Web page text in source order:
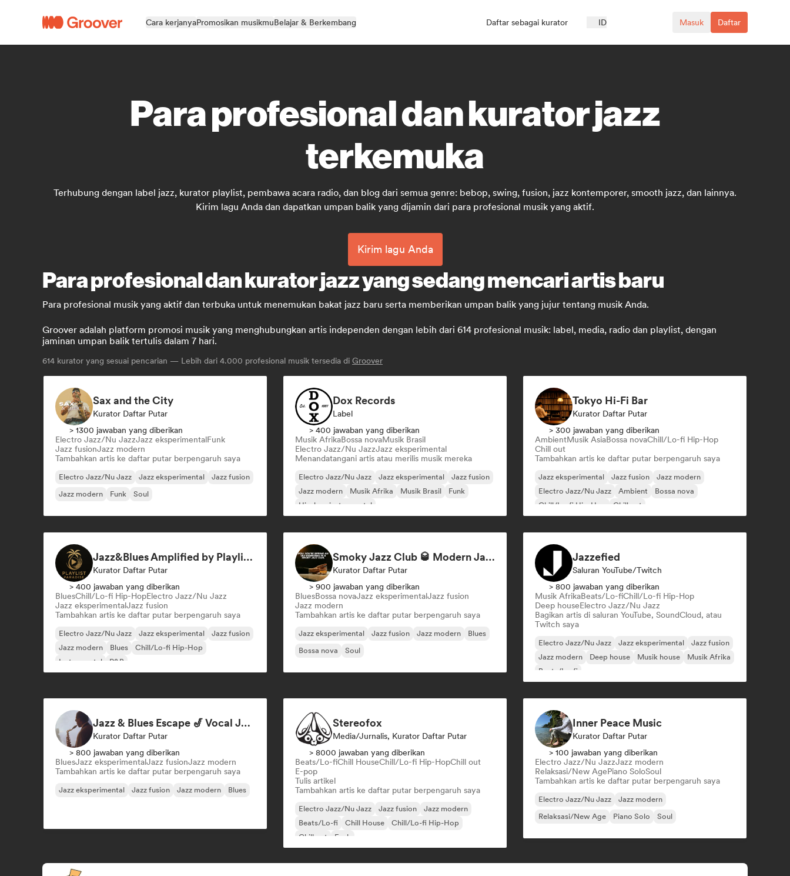
Cara kerjanyaPromosikan musikmuBelajar & Berkembang Daftar sebagai kurator ID Masuk Daftar
Para profesional dan kurator jazz
terkemuka
Terhubung dengan label jazz, kurator playlist, pembawa acara radio, dan blog dari semua genre: bebop, swing, fusion, jazz kontemporer, smooth jazz, dan lainnya.
Kirim lagu Anda dan dapatkan umpan balik yang dijamin dari para profesional musik yang aktif.
Kirim lagu Anda
Para profesional dan kurator jazz yang sedang mencari artis baru
Para profesional musik yang aktif dan terbuka untuk menemukan bakat jazz baru serta memberikan umpan balik yang jujur tentang musik Anda.
Groover adalah platform promosi musik yang menghubungkan artis independen dengan lebih dari 614 profesional musik: label, media, radio dan playlist, dengan
jaminan umpan balik tertulis dalam 7 hari.
614 kurator yang sesuai pencarian — Lebih dari 4.000 profesional musik tersedia di Groover
Sax and the City
Kurator Daftar Putar
> 1300 jawaban yang diberikan
Electro Jazz/Nu JazzJazz eksperimentalFunk
Jazz fusionJazz modern
Tambahkan artis ke daftar putar berpengaruh saya
Electro Jazz/Nu Jazz Jazz eksperimental
Jazz fusion
Jazz modern
Funk Soul
Dox Records
Label
> 400 jawaban yang diberikan
Musik AfrikaBossa novaMusik Brasil
Electro Jazz/Nu JazzJazz eksperimental
Menandatangani artis atau merilis musik mereka
Electro Jazz/Nu Jazz Jazz eksperimental
Jazz fusion
Jazz modern
Musik Afrika Musik Brasil
Funk
Hip-hop instrumental
Tokyo Hi-Fi Bar
Kurator Daftar Putar
> 300 jawaban yang diberikan
AmbientMusik AsiaBossa novaChill/Lo-fi Hip-Hop
Chill out
Tambahkan artis ke daftar putar berpengaruh saya
Jazz eksperimental Jazz fusion
Jazz modern
Electro Jazz/Nu Jazz
Ambient
Bossa nova
Chill/Lo-fi Hip-Hop
Chill out
Jazz&Blues Amplified by Playlist Paradise
Kurator Daftar Putar
> 400 jawaban yang diberikan
BluesChill/Lo-fi Hip-HopElectro Jazz/Nu Jazz
Jazz eksperimentalJazz fusion
Tambahkan artis ke daftar putar berpengaruh saya
Electro Jazz/Nu Jazz Jazz eksperimental
Jazz fusion
Jazz modern
Blues
Chill/Lo-fi Hip-Hop
Instrumental
R&B
Smoky Jazz Club 🥃 Modern Jazz & Jazz Fusion to Sip an Old Fashioned to
Kurator Daftar Putar
> 900 jawaban yang diberikan
BluesBossa novaJazz eksperimentalJazz fusion
Jazz modern
Tambahkan artis ke daftar putar berpengaruh saya
Jazz eksperimental Jazz fusion Jazz modern
Blues
Bossa nova
Soul
Jazzefied
Saluran YouTube/Twitch
> 800 jawaban yang diberikan
Musik AfrikaBeats/Lo-fiChill/Lo-fi Hip-Hop
Deep houseElectro Jazz/Nu Jazz
Bagikan artis di saluran YouTube, SoundCloud, atau
Twitch saya
Electro Jazz/Nu Jazz Jazz eksperimental
Jazz fusion
Jazz modern
Deep house Musik house
Musik Afrika
Beats/Lo-fi
Jazz & Blues Escape 🎷 Vocal Jazz, Soul Blues & Classic Standards
Kurator Daftar Putar
> 800 jawaban yang diberikan
BluesJazz eksperimentalJazz fusionJazz modern
Tambahkan artis ke daftar putar berpengaruh saya
Jazz eksperimental Jazz fusion Jazz modern Blues
Stereofox
Media/Jurnalis, Kurator Daftar Putar
> 8000 jawaban yang diberikan
Beats/Lo-fiChill HouseChill/Lo-fi Hip-HopChill out
E-pop
Tulis artikel
Tambahkan artis ke daftar putar berpengaruh saya
Electro Jazz/Nu Jazz Jazz fusion
Jazz modern
Beats/Lo-fi
Chill House
Chill/Lo-fi Hip-Hop
Chill out
Funk
Inner Peace Music
Kurator Daftar Putar
> 100 jawaban yang diberikan
Electro Jazz/Nu JazzJazz modern
Relaksasi/New AgePiano SoloSoul
Tambahkan artis ke daftar putar berpengaruh saya
Electro Jazz/Nu Jazz
Jazz modern
Relaksasi/New Age
Piano Solo Soul